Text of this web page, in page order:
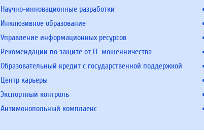
Научно-инновационные разработки
Инклюзивное образование
Управление информационных ресурсов
Рекомендации по защите от IT-мошенничества
Образовательный кредит с государственной поддержкой
Центр карьеры
Экспортный контроль
Антимонопольный комплаенс